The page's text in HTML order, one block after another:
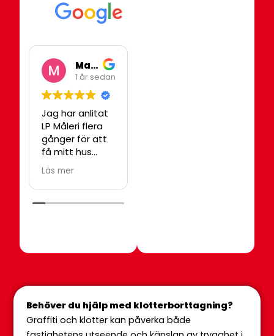
Mari Heidenberg
1 år sedan
Jag har anlitat
LP Måleri flera
gånger för att
få mitt hus
målat, både
invändigt och
utvändigt. LP
måleri gör alltid
rekommendera
Målarna är
pålitliga och
lätta att
samarbeta
Läs mer
skadorna och
hur jag kunde
åtgärda. Jag
kunde inte varit
mer nöjd!
Behöver du hjälp med klotterborttagning?
Graffiti och klotter kan påverka både